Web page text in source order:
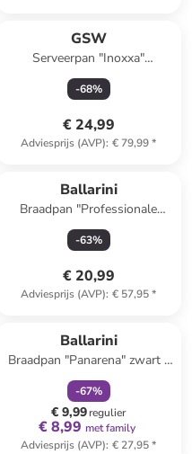
GSW
Serveerpan "Inoxxa"
zilverkleurig - Ø 24 cm
-68%
€ 24,99
Adviesprijs (AVP): € 79,99*
Ballarini
Braadpan "Professionale
3000" zilverkleurig - Ø 32 cm
-63%
€ 20,99
Adviesprijs (AVP): € 57,95*
Ballarini
Braadpan "Panarena" zwart -
Ø 20 cm
-67%
€ 9,99regulier
€ 8,99 met family
Adviesprijs (AVP): € 27,95*